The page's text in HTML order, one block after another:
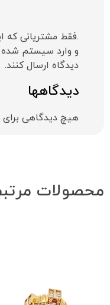
دیدگاهها
هیچ دیدگاهی
.فقط مشتریانی که
و وارد سیستم شده
دیدگاه ارسال کنند.
محصولات